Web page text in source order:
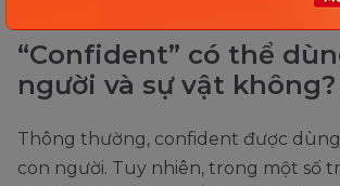
“Confident” có thể
người và sự vật không?
Thông thường, confident được
con người. Tuy nhiên, trong một số